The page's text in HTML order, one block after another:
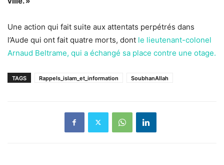
Une action qui fait suite aux attentats perpétrés dans
l’Aude qui ont fait quatre morts, dont le lieutenant-colonel
Arnaud Beltrame, qui a échangé sa place contre une otage.
TAGS Rappels_islam_et_information SoubhanAllah